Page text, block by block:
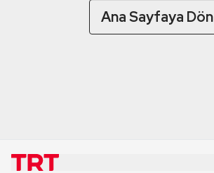
Ana Sayfaya Dön